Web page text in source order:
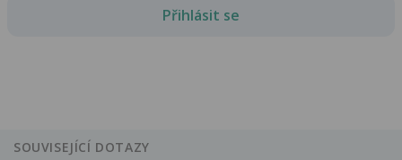
Přihlásit se
SOUVISEJÍCÍ DOTAZY